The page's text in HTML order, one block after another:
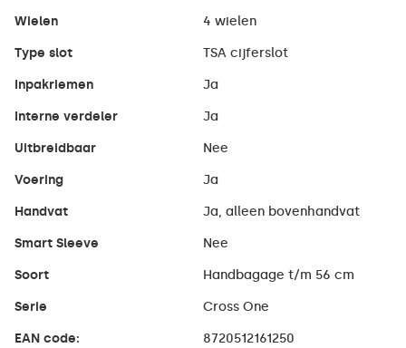
Wielen 4 wielen
Type slot TSA cijferslot
Inpakriemen Ja
Interne verdeler Ja
Uitbreidbaar Nee
Voering Ja
Handvat Ja, alleen bovenhandvat
Smart Sleeve Nee
Soort Handbagage t/m 56 cm
Serie Cross One
EAN code: 8720512161250